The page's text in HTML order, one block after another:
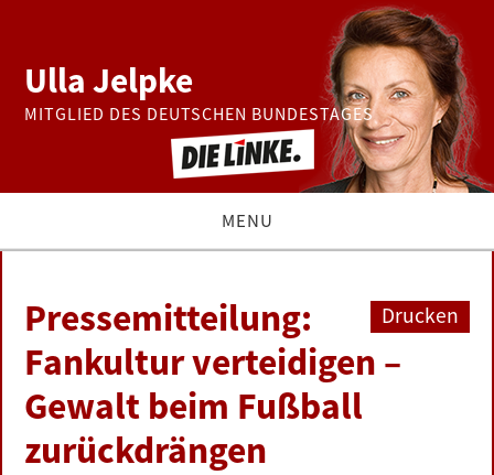
Ulla Jelpke
MITGLIED DES DEUTSCHEN BUNDESTAGES
MENU
BUNDESTAG
PRESSE
ZUR PERSON
Drucken
Pressemitteilung:
Fankultur verteidigen –
Gewalt beim Fußball
zurückdrängen